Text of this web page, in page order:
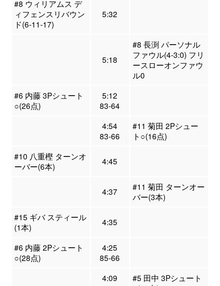
#8 ウィリアムス デ
ィフェンスリバウン
ド(6-11-17)
5:32
5:18
#8 長渕 パーソナル
ファウル(4-3:0) フリ
ースローオンファウ
ル0
#6 内藤 3Pシュート
○(26点)
5:12
83-64
4:54
83-66
#11 菊田 2Pシュー
ト○(16点)
#10 八重樫 ターンオ
ーバー(6本)
4:45
4:37
#11 菊田 ターンオー
バー(3本)
#15 ギバ スティール
(1本)
4:35
#6 内藤 2Pシュート
○(28点)
4:25
85-66
4:09
#5 田中 3Pシュート